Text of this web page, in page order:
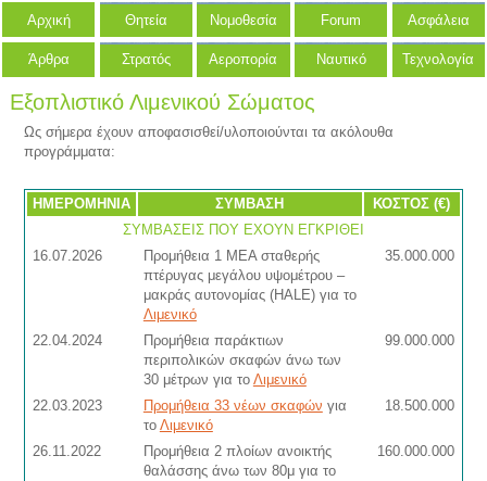
Αρχική Θητεία Νομοθεσία Forum Ασφάλεια
Άρθρα Στρατός Αεροπορία Ναυτικό Τεχνολογία
Εξοπλιστικό Λιμενικού Σώματος
Ως σήμερα έχουν αποφασισθεί/υλοποιούνται τα ακόλουθα
προγράμματα:
ΗΜΕΡΟΜΗΝΙΑ ΣΥΜΒΑΣΗ
ΚΟΣΤΟΣ (€)
ΣΥΜΒΑΣΕΙΣ ΠΟΥ ΕΧΟΥΝ ΕΓΚΡΙΘΕΙ
16.07.2026
Προμήθεια 1 MEA σταθερής
πτέρυγας μεγάλου υψομέτρου –
μακράς αυτονομίας (HALE) για το
Λιμενικό
35.000.000
22.04.2024
Προμήθεια παράκτιων
περιπολικών σκαφών άνω των
30 μέτρων για το Λιμενικό
99.000.000
22.03.2023 Προμήθεια 33 νέων σκαφών για
το Λιμενικό
18.500.000
26.11.2022
Προμήθεια 2 πλοίων ανοικτής
θαλάσσης άνω των 80μ για το
160.000.000